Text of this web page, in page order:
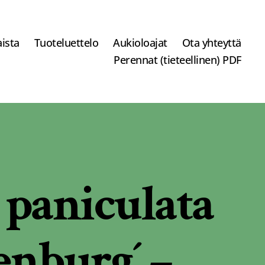
Tuoteluettelo Aukioloajat
Ota yhteyttä
Perennat (tieteellinen) PDF